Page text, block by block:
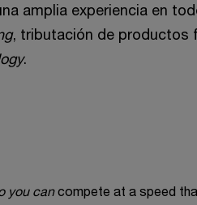
amplia experiencia en
, tributación de productos
.
you can compete at a speed